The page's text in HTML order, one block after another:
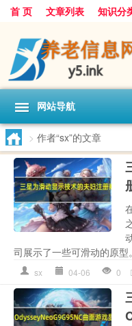
首 页 文章列表 知识分
网站导航
> 作者“sx”的文章
司展示了一些可滑动的原
sx 04-06 0